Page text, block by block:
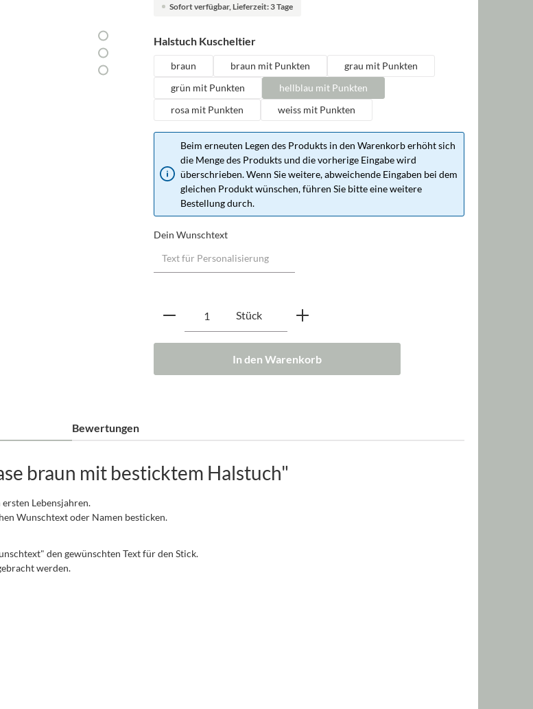
Sofort verfügbar, Lieferzeit: 3 Tage
Halstuch Kuscheltierauswählen
braun braun mit Punkten
grau mit Punkten
grün mit Punkten
hellblau mit Punkten
rosa mit Punkten
weiss mit Punkten
Beim erneuten Legen des Produkts in den Warenkorb erhöht sich
die Menge des Produkts und die vorherige Eingabe wird
überschrieben. Wenn Sie weitere, abweichende Eingaben bei dem
gleichen Produkt wünschen, führen Sie bitte eine weitere
Bestellung durch.
Dein Wunschtext
Produkt Anzahl: Gib den gewünschten Wert ein
Stück
In den Warenkorb
Bewertungen
braun mit besticktem Halstuch"
Lebensjahren.
Wunschtext oder Namen besticken.
den gewünschten Text für den Stick.
werden.